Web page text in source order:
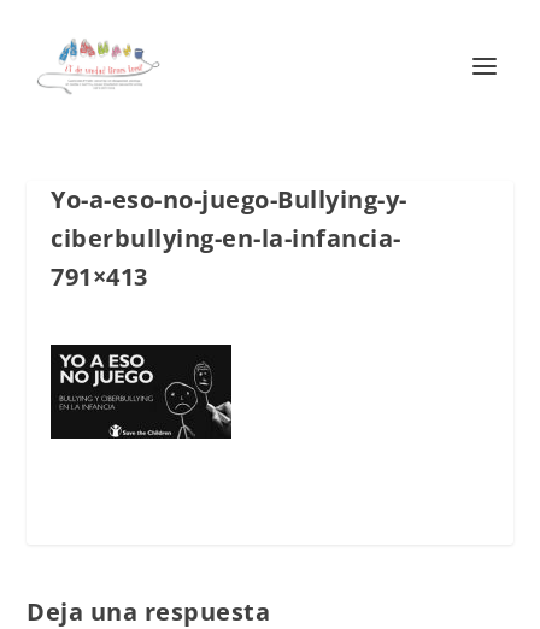
Yo-a-eso-no-juego-Bullying-y-
ciberbullying-en-la-infancia-
791×413
Deja una respuesta